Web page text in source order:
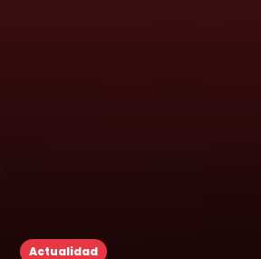
Actualidad